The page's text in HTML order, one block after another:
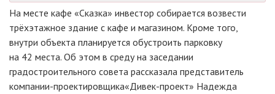
На месте кафе «Сказка» инвестор собирается возвести
трёхэтажное здание с кафе и магазином. Кроме того,
внутри объекта планируется обустроить парковку
на 42 места. Об этом в среду на заседании
градостроительного совета рассказала представитель
компании-проектировщика«Дивек-проект» Надежда